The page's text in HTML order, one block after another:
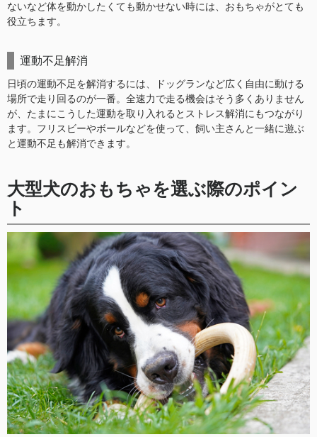
ないなど体を動かしたくても動かせない時には、おもちゃがとても
役立ちます。
運動不足解消
日頃の運動不足を解消するには、ドッグランなど広く自由に動ける
場所で走り回るのが一番。全速力で走る機会はそう多くありません
が、たまにこうした運動を取り入れるとストレス解消にもつながり
ます。フリスビーやボールなどを使って、飼い主さんと一緒に遊ぶ
と運動不足も解消できます。
大型犬のおもちゃを選ぶ際のポイン
ト